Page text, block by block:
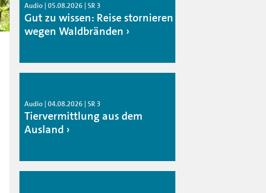
Audio | 05.08.2026 | SR 3
Gut zu wissen: Reise stornieren
wegen Waldbränden
Audio | 04.08.2026 | SR 3
Tiervermittlung aus dem
Ausland